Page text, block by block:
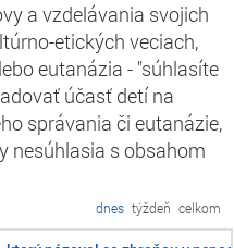
a vzdelávania svojich
etických veciach,
eutanázia - "súhlasíte
účasť detí na
správania či eutanázie,
nesúhlasia s obsahom
dnes týždeň celkom